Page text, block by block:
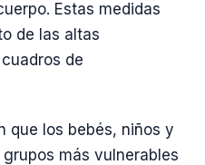
Estas medidas
de las altas
de
que los bebés, niños y
más vulnerables